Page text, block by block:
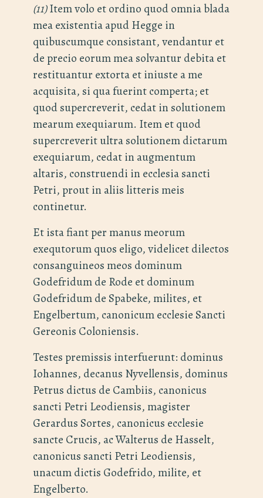
(11)Item volo et ordino quod omnia blada
mea existentia apud Hegge in
quibuscumque consistant, vendantur et
de precio eorum mea solvantur debita et
restituantur extorta et iniuste a me
acquisita, si qua fuerint comperta; et
quod supercreverit, cedat in solutionem
mearum exequiarum. Item et quod
supercreverit ultra solutionem dictarum
exequiarum, cedat in augmentum
altaris, construendi in ecclesia sancti
Petri, prout in aliis litteris meis
continetur.
Et ista fiant per manus meorum
exequtorum quos eligo, videlicet dilectos
consanguineos meos dominum
Godefridum de Rode et dominum
Godefridum de Spabeke, milites, et
Engelbertum, canonicum ecclesie Sancti
Gereonis Coloniensis.
Testes premissis interfuerunt: dominus
Iohannes, decanus Nyvellensis, dominus
Petrus dictus de Cambiis, canonicus
sancti Petri Leodiensis, magister
Gerardus Sortes, canonicus ecclesie
sancte Crucis, ac Walterus de Hasselt,
canonicus sancti Petri Leodiensis,
unacum dictis Godefrido, milite, et
Engelberto.